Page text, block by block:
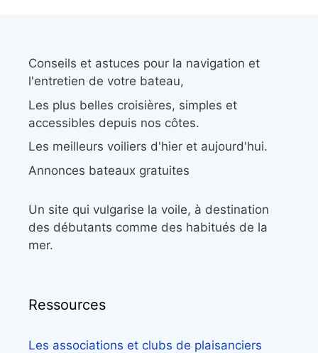
Conseils et astuces pour la navigation et
l'entretien de votre bateau,
Les plus belles croisières, simples et
accessibles depuis nos côtes.
Les meilleurs voiliers d'hier et aujourd'hui.
Annonces bateaux gratuites
Un site qui vulgarise la voile, à destination
des débutants comme des habitués de la
mer.
Ressources
Les associations et clubs de plaisanciers